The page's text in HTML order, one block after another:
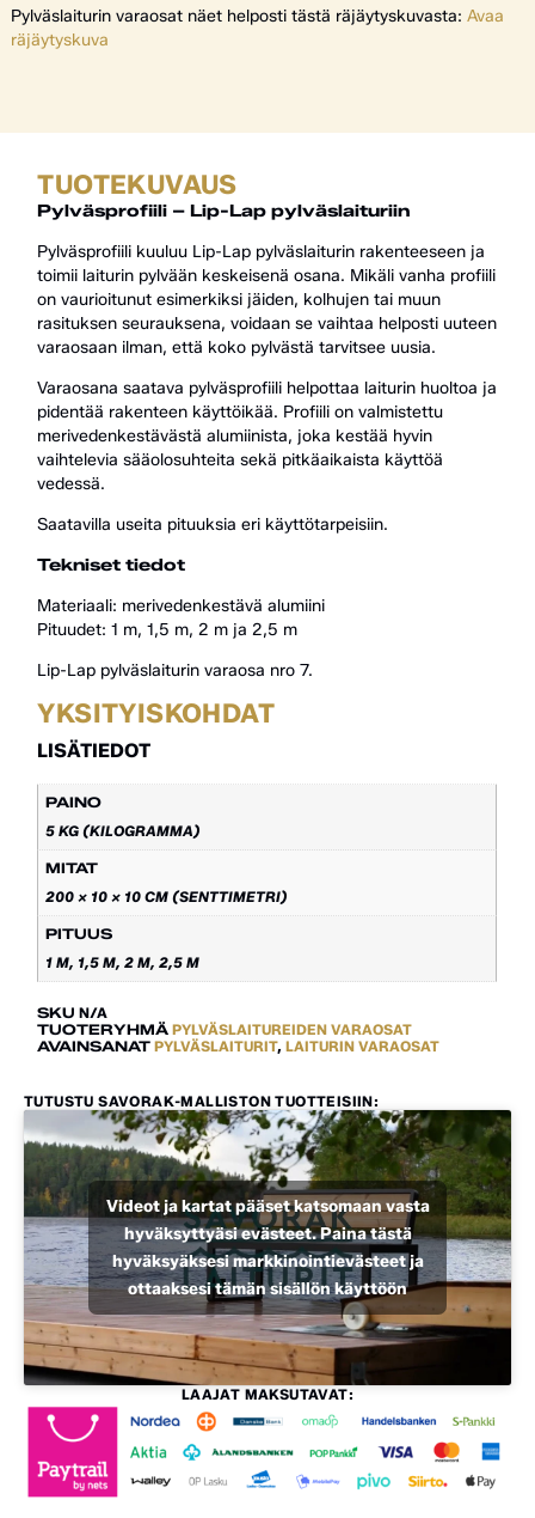
Pylväslaiturin varaosat näet helposti tästä räjäytyskuvasta: Avaa
räjäytyskuva
TUTUSTU SAVORAK-MALLISTON TUOTTEISIIN:
Videot ja kartat pääset katsomaan vasta
hyväksyttyäsi evästeet. Paina tästä
hyväksyäksesi markkinointievästeet ja
ottaaksesi tämän sisällön käyttöön
LAAJAT MAKSUTAVAT:
TUOTEKUVAUS
Pylväsprofiili – Lip-Lap pylväslaituriin
Pylväsprofiili kuuluu Lip-Lap pylväslaiturin rakenteeseen ja
toimii laiturin pylvään keskeisenä osana. Mikäli vanha profiili
on vaurioitunut esimerkiksi jäiden, kolhujen tai muun
rasituksen seurauksena, voidaan se vaihtaa helposti uuteen
varaosaan ilman, että koko pylvästä tarvitsee uusia.
Varaosana saatava pylväsprofiili helpottaa laiturin huoltoa ja
pidentää rakenteen käyttöikää. Profiili on valmistettu
merivedenkestävästä alumiinista, joka kestää hyvin
vaihtelevia sääolosuhteita sekä pitkäaikaista käyttöä
vedessä.
Saatavilla useita pituuksia eri käyttötarpeisiin.
Tekniset tiedot
Materiaali: merivedenkestävä alumiini
Pituudet: 1 m, 1,5 m, 2 m ja 2,5 m
Lip-Lap pylväslaiturin varaosa nro 7.
YKSITYISKOHDAT
LISÄTIEDOT
PAINO
5 KG (KILOGRAMMA)
MITAT
200 × 10 × 10 CM (SENTTIMETRI)
PITUUS
1 M, 1,5 M, 2 M, 2,5 M
SKUN/A
TUOTERYHMÄ PYLVÄSLAITUREIDEN VARAOSAT
AVAINSANAT PYLVÄSLAITURIT,LAITURIN VARAOSAT